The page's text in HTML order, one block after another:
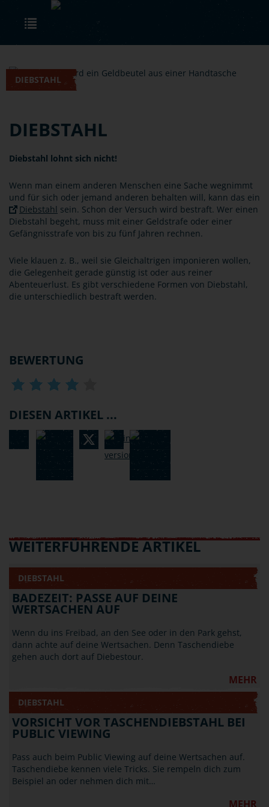
Skip to main content
DIEBSTAHL
DIEBSTAHL
Diebstahl lohnt sich nicht!
Wenn man einem anderen Menschen eine Sache wegnimmt
und für sich oder jemand anderen behalten will, kann das ein
Diebstahl sein. Schon der Versuch wird bestraft. Wer einen
Diebstahl begeht, muss mit einer Geldstrafe oder einer
Gefängnisstrafe von bis zu fünf Jahren rechnen.
Viele klauen z. B., weil sie Gleichaltrigen imponieren wollen,
die Gelegenheit gerade günstig ist oder aus reiner
Abenteuerlust. Es gibt verschiedene Formen von Diebstahl,
die unterschiedlich bestraft werden.
BEWERTUNG
DIESEN ARTIKEL ...
WEITERFÜHRENDE ARTIKEL
DIEBSTAHL
BADEZEIT: PASSE AUF DEINE
WERTSACHEN AUF
Wenn du ins Freibad, an den See oder in den Park gehst,
dann achte auf deine Wertsachen. Denn Taschendiebe
gehen auch dort auf Diebestour.
MEHR
DIEBSTAHL
VORSICHT VOR TASCHENDIEBSTAHL BEI
PUBLIC VIEWING
Pass auch beim Public Viewing auf deine Wertsachen auf.
Taschendiebe kennen viele Tricks. Sie rempeln dich zum
Beispiel an oder nehmen dich mit…
MEHR